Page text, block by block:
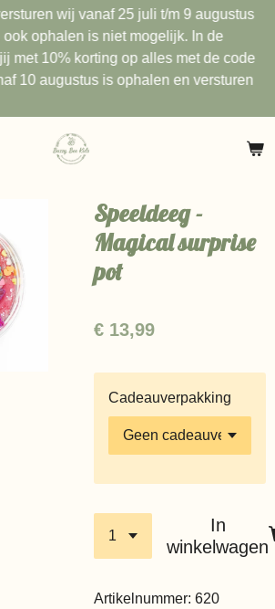
wij vanaf 25 juli t/m 9 augustus
ophalen is niet mogelijk. In de
met 10% korting op alles met de code
10 augustus is ophalen en versturen
Speeldeeg -
Magical surprise
pot
€ 13,99
Cadeauverpakking
In
winkelwagen
Artikelnummer: 620